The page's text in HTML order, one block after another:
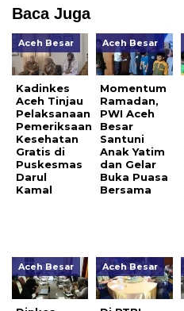
Baca Juga
Aceh Besar
Kadinkes
Aceh Tinjau
Pelaksanaan
Pemeriksaan
Kesehatan
Gratis di
Puskesmas
Darul
Kamal
Aceh Besar
Momentum
Ramadan,
PWI Aceh
Besar
Santuni
Anak Yatim
dan Gelar
Buka Puasa
Bersama
Aceh Besar Aceh Besar